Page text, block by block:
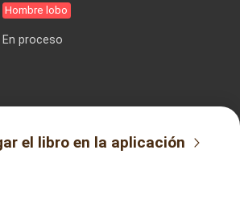
Hombre lobo
En proceso
el libro en la aplicación